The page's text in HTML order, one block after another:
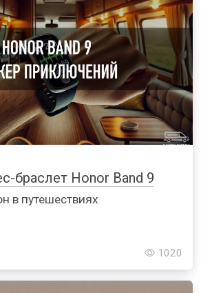
браслет Honor Band 9
в путешествиях
1020